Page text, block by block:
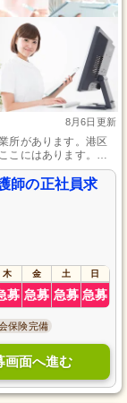
8月6日更新
所があります。港区
こにはあります。一
アを提供する重要な
かし、学び続けるこ
師の正社員求
木 金 土 日
募 急募 急募 急募
保険完備
画面へ進む